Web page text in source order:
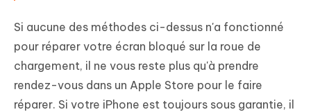
Si aucune des méthodes ci-dessus n'a fonctionné
pour réparer votre écran bloqué sur la roue de
chargement, il ne vous reste plus qu'à prendre
rendez-vous dans un Apple Store pour le faire
réparer. Si votre iPhone est toujours sous garantie, il